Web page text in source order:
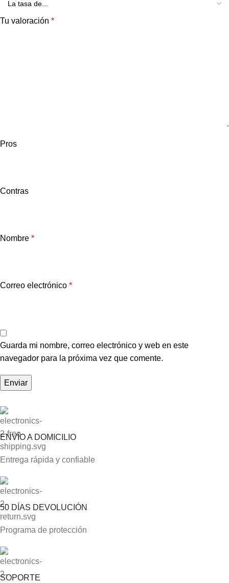
Tu valoración *
Pros
Contras
Nombre *
Correo electrónico *
Guarda mi nombre, correo electrónico y web en este
navegador para la próxima vez que comente.
ENVÍO A DOMICILIO
Entrega rápida y confiable
50 DÍAS DEVOLUCIÓN
Programa de protección
SOPORTE